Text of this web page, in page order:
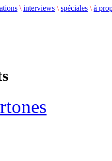
\ interviews \ spéciales \ à